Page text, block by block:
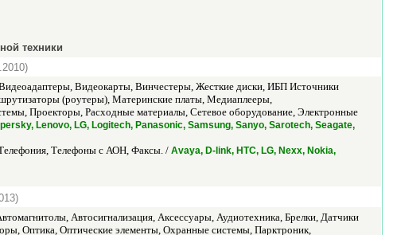
техники
Видеокарты, Винчестеры, Жесткие диски, ИБП Источники
(роутеры), Материнские платы, Медиаплееры,
Проекторы, Расходные материалы, Сетевое оборудование, Электронные
Lenovo, LG, Logitech, Panasonic, Samsung, Sanyo, Sarotech, Seagate,
Телефоны с АОН, Факсы. / Avaya, D-link, HTC, LG, Nexx, Nokia,
Автосигнализация, Аксессуары, Аудиотехника, Брелки, Датчики
Оптика, Оптические элементы, Охранные системы, Парктроник,